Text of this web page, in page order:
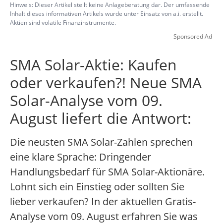
Hinweis: Dieser Artikel stellt keine Anlageberatung dar. Der umfassende
Inhalt dieses informativen Artikels wurde unter Einsatz von a.i. erstellt.
Aktien sind volatile Finanzinstrumente.
Sponsored Ad
SMA Solar-Aktie: Kaufen
oder verkaufen?! Neue SMA
Solar-Analyse vom 09.
August liefert die Antwort:
Die neusten SMA Solar-Zahlen sprechen
eine klare Sprache: Dringender
Handlungsbedarf für SMA Solar-Aktionäre.
Lohnt sich ein Einstieg oder sollten Sie
lieber verkaufen? In der aktuellen Gratis-
Analyse vom 09. August erfahren Sie was